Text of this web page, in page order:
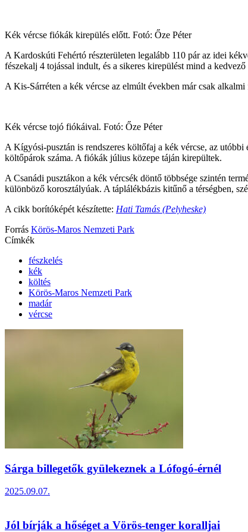
Kék vércse fiókák kirepülés előtt. Fotó: Őze Péter
A Kardoskúti Fehértó részterületen legalább 110 pár az idei
fészekalj 4 tojással indult, és a sikeres kirepülést mind a
A Kis-Sárréten a kék vércse az elmúlt években már csak
Kék vércse tojó fiókáival. Fotó: Őze Péter
A Kígyósi-pusztán is rendszeres költőfaj a kék vércse, az
költőpárok száma. A fiókák július közepe táján kirepültek.
A Csanádi pusztákon a kék vércsék döntő többsége szintén
különböző korosztályúak. A táplálékbázis kitűnő a térségben,
A cikk borítóképét készítette: Hati Tamás (Pelyheske)
Forrás Körös-Maros Nemzeti Park
Címkék
fészkelés
kék
költés
Körös-Maros Nemzeti Park
madár
vércse
Sárga billegetők gyülekeznek a Lófogó-érnél
2025.09.07.
Jól bírják a hőséget a Vörös-tenger koralljai